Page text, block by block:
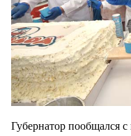
Губернатор пообщался